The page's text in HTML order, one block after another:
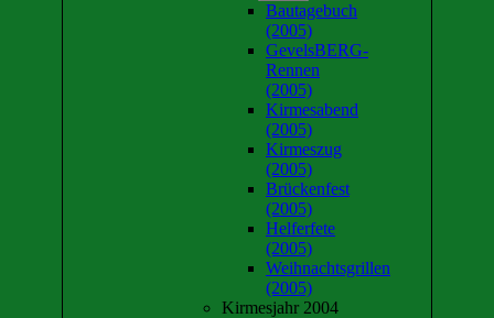
Bautagebuch
(2005)
GevelsBERG-
Rennen
(2005)
Kirmesabend
(2005)
Kirmeszug
(2005)
Brückenfest
(2005)
Helferfete
(2005)
Weihnachtsgrillen
(2005)
Kirmesjahr 2004